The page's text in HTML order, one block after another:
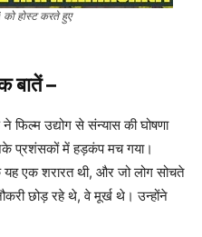
होस्ट करते हुए
बातें–
फिल्म उद्योग से संन्यास की घोषणा
प्रशंसकों में हड़कंप मच गया।
यह एक शरारत थी, और जो लोग सोचते
छोड़ रहे थे, वे मूर्ख थे। उन्होंने